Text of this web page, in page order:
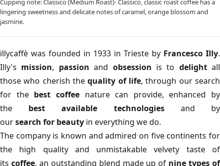
Cupping note: Classico (Medium Roast)- Classico, classic roast coffee has a
lingering sweetness and delicate notes of caramel, orange blossom and
jasmine.
illycaffè was founded in 1933 in Trieste by Francesco Illy.
Illy's mission, passion and obsession is to delightall
those who cherish thequality of life, through our search
for the best coffeenature can provide, enhanced by
the best available technologiesand by
oursearch for beauty in everything we do.
The company is known and admired on five continents for
the high quality and unmistakable velvety taste of
its coffee, an outstanding blend made up of nine types of